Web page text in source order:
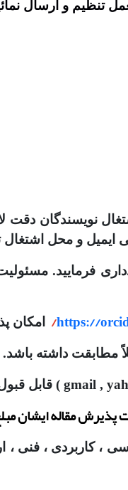
نویسندگان
ایمیل و محل اشتغال
فرمایید.
https://
/ امکان
مطابقت داشته باشد.
، کاربردی ، فنی